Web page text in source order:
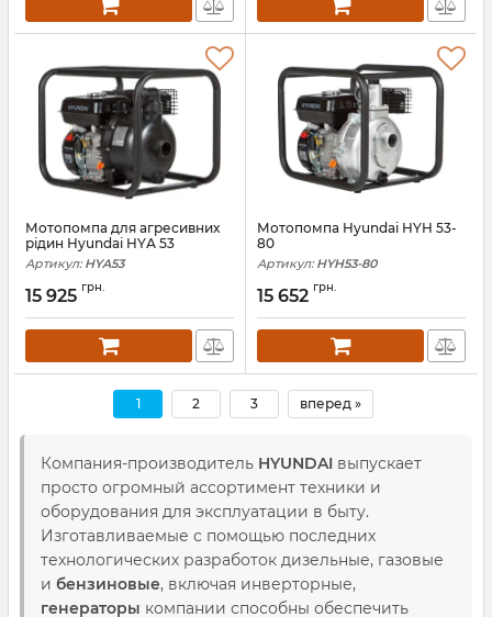
Мотопомпа для агресивних
рідин Hyundai HYА 53
Артикул: HYA53
15 925 грн.
Мотопомпа Hyundai HYH 53-
80
Артикул: HYH53-80
15 652 грн.
1 2 3 вперед »
Компания-производитель HYUNDAI выпускает
просто огромный ассортимент техники и
оборудования для эксплуатации в быту.
Изготавливаемые с помощью последних
технологических разработок дизельные, газовые
и бензиновые, включая инверторные,
генераторы компании способны обеспечить